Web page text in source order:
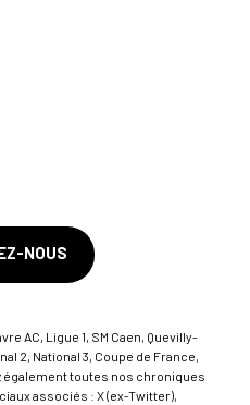
NOUS
AC, Ligue 1, SM Caen, Quevilly-
2, National 3, Coupe de France,
également toutes nos chroniques
associés : X (ex-Twitter),